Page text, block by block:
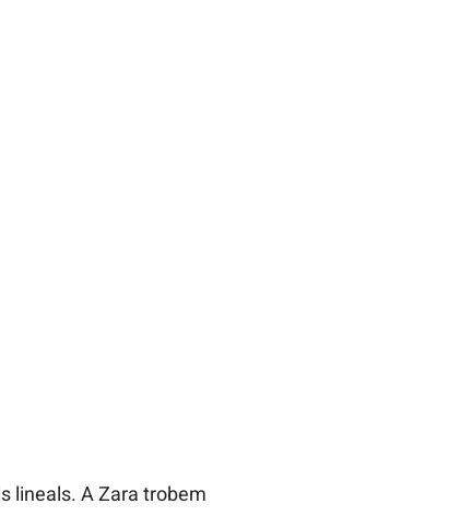
lineals. A Zara trobem